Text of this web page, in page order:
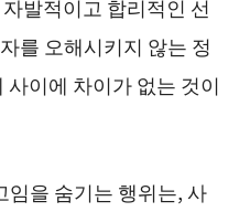
발적이고 합리적인 선
를 오해시키지 않는 정
이에 차이가 없는 것이
임을 숨기는 행위는, 사